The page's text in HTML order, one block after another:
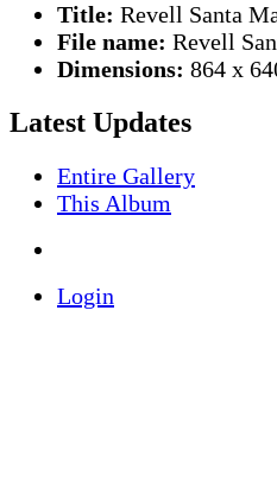
Title: Revell Santa
File name: Revell
Dimensions: 864 x
Latest Updates
Entire Gallery
This Album
Login